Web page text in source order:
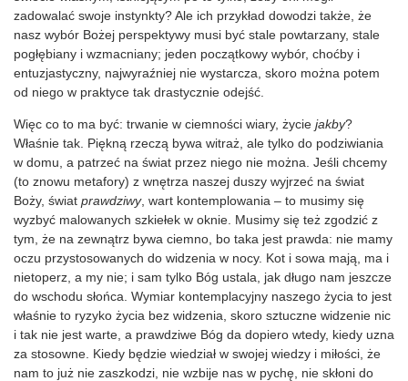
zadowalać swoje instynkty? Ale ich przykład dowodzi także, że
nasz wybór Bożej perspektywy musi być stale powtarzany, stale
pogłębiany i wzmacniany; jeden początkowy wybór, choćby i
entuzjastyczny, najwyraźniej nie wystarcza, skoro można potem
od niego w praktyce tak drastycznie odejść.
Więc co to ma być: trwanie w ciemności wiary, życie jakby?
Właśnie tak. Piękną rzeczą bywa witraż, ale tylko do podziwiania
w domu, a patrzeć na świat przez niego nie można. Jeśli chcemy
(to znowu metafory) z wnętrza naszej duszy wyjrzeć na świat
Boży, świat prawdziwy, wart kontemplowania – to musimy się
wyzbyć malowanych szkiełek w oknie. Musimy się też zgodzić z
tym, że na zewnątrz bywa ciemno, bo taka jest prawda: nie mamy
oczu przystosowanych do widzenia w nocy. Kot i sowa mają, ma i
nietoperz, a my nie; i sam tylko Bóg ustala, jak długo nam jeszcze
do wschodu słońca. Wymiar kontemplacyjny naszego życia to jest
właśnie to ryzyko życia bez widzenia, skoro sztuczne widzenie nic
i tak nie jest warte, a prawdziwe Bóg da dopiero wtedy, kiedy uzna
za stosowne. Kiedy będzie wiedział w swojej wiedzy i miłości, że
nam to już nie zaszkodzi, nie wzbije nas w pychę, nie skłoni do